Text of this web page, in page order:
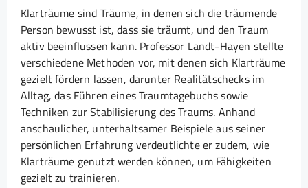
Klarträume sind Träume, in denen sich die träumende
Person bewusst ist, dass sie träumt, und den Traum
aktiv beeinflussen kann. Professor Landt-Hayen stellte
verschiedene Methoden vor, mit denen sich Klarträume
gezielt fördern lassen, darunter Realitätschecks im
Alltag, das Führen eines Traumtagebuchs sowie
Techniken zur Stabilisierung des Traums. Anhand
anschaulicher, unterhaltsamer Beispiele aus seiner
persönlichen Erfahrung verdeutlichte er zudem, wie
Klarträume genutzt werden können, um Fähigkeiten
gezielt zu trainieren.